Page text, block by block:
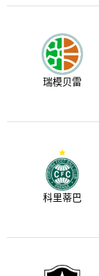
瑞模贝雷
科里蒂巴